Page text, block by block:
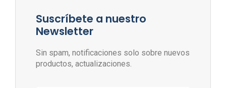
Suscríbete a nuestro
Newsletter
Sin spam, notificaciones solo sobre nuevos
productos, actualizaciones.